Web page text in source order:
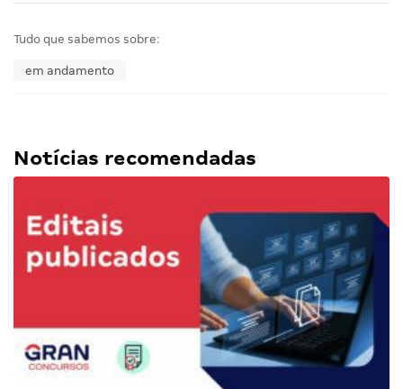
Tudo que sabemos sobre:
em andamento
Notícias recomendadas